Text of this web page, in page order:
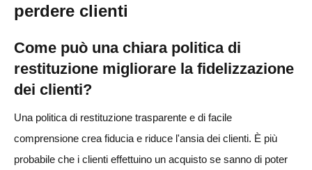
perdere clienti
Come può una chiara politica di
restituzione migliorare la fidelizzazione
dei clienti?
Una politica di restituzione trasparente e di facile
comprensione crea fiducia e riduce l'ansia dei clienti. È più
probabile che i clienti effettuino un acquisto se sanno di poter